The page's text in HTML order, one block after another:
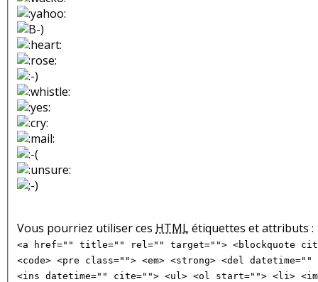
Vous pourriez utiliser ces HTMLétiquettes et attributs :
<a href="" title="" rel="" target=""> <blockquote
<code> <pre class=""> <em> <strong> <del
<ins datetime="" cite=""> <ul> <ol start=""> <li>